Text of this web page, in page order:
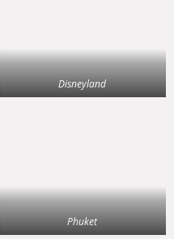
Disneyland
Phuket